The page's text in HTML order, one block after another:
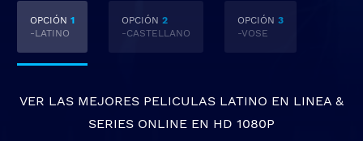
OPCIÓN 1
-LATINO
OPCIÓN 2
-CASTELLANO
OPCIÓN 3
-VOSE
VER LAS MEJORES PELICULAS LATINO EN LINEA &
SERIES ONLINE EN HD 1080P